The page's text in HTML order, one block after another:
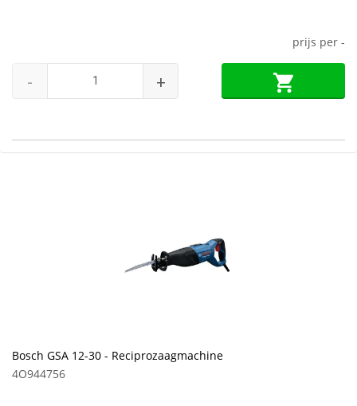
prijs per -
- +
Bosch GSA 12-30 - Reciprozaagmachine
4O944756